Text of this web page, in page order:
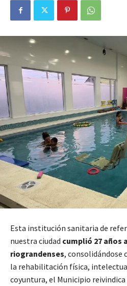
Esta institución sanitaria de
nuestra ciudad cumplió 27 años
riograndenses, consolidándose
la rehabilitación física,
coyuntura, el Municipio